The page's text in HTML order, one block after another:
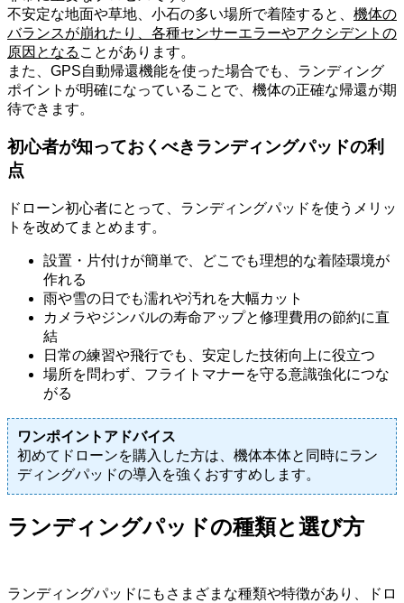
不安定な地面や草地、小石の多い場所で着陸すると、 機体の
バランスが崩れたり、各種センサーエラーやアクシデントの
原因となる ことがあります。
また、GPS自動帰還機能を使った場合でも、ランディング
ポイントが明確になっていることで、機体の正確な帰還が期
待できます。
初心者が知っておくべきランディングパッドの利
点
ドローン初心者にとって、ランディングパッドを使うメリッ
トを改めてまとめます。
設置・片付けが簡単で、どこでも理想的な着陸環境が
作れる
雨や雪の日でも濡れや汚れを大幅カット
カメラやジンバルの寿命アップと修理費用の節約に直
結
日常の練習や飛行でも、安定した技術向上に役立つ
場所を問わず、フライトマナーを守る意識強化につな
がる
ワンポイントアドバイス
初めてドローンを購入した方は、機体本体と同時にラン
ディングパッドの導入を強くおすすめします。
ランディングパッドの種類と選び方
ランディングパッドにもさまざまな種類や特徴があり、ドロ